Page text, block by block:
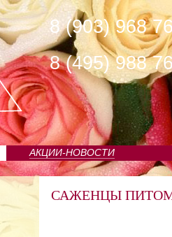
8 (903) 968
8 (495) 988
АКЦИИ-НОВОСТИ
САЖЕНЦЫ